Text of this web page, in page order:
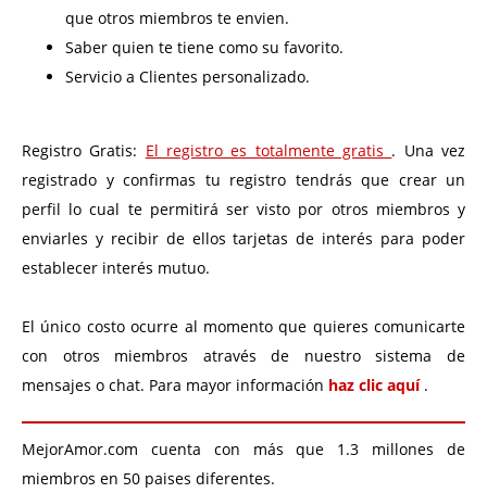
que otros miembros te envien.
Saber quien te tiene como su favorito.
Servicio a Clientes personalizado.
Registro Gratis: El registro es totalmente gratis . Una vez
registrado y confirmas tu registro tendrás que crear un
perfil lo cual te permitirá ser visto por otros miembros y
enviarles y recibir de ellos tarjetas de interés para poder
establecer interés mutuo.
El único costo ocurre al momento que quieres comunicarte
con otros miembros através de nuestro sistema de
mensajes o chat. Para mayor información haz clic aquí .
MejorAmor.com cuenta con más que 1.3 millones de
miembros en 50 paises diferentes.